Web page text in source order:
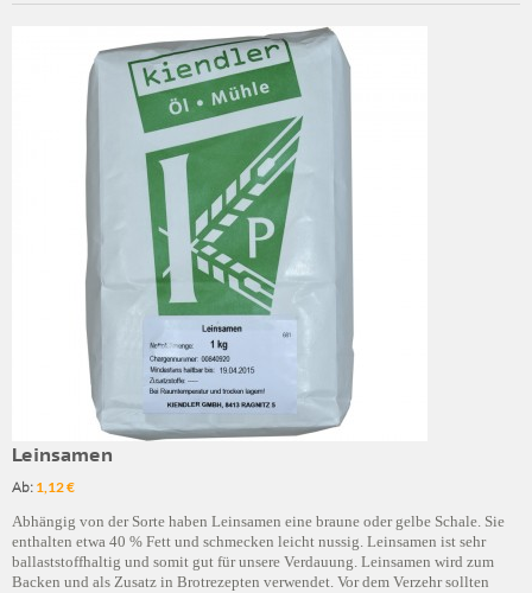
Leinsamen
Ab: 1,12 €
Abhängig von der Sorte haben Leinsamen eine braune oder gelbe Schale. Sie
enthalten etwa 40 % Fett und schmecken leicht nussig. Leinsamen ist sehr
ballaststoffhaltig und somit gut für unsere Verdauung. Leinsamen wird zum
Backen und als Zusatz in Brotrezepten verwendet. Vor dem Verzehr sollten